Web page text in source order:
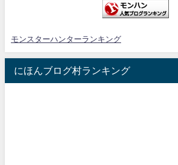
モンスターハンターランキング
にほんブログ村ランキング